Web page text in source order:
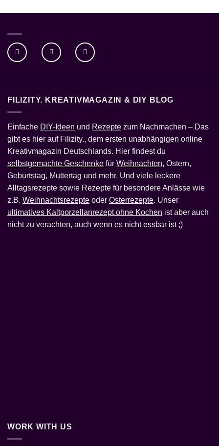
FILIZITY. KREATIVMAGAZIN & DIY BLOG
Einfache DIY-Ideen und Rezepte zum Nachmachen – Das
gibt es hier auf Filizity., dem ersten unabhängigen online
Kreativmagazin Deutschlands. Hier findest du
selbstgemachte Geschenke für Weihnachten, Ostern,
Geburtstag, Muttertag und mehr. Und viele leckere
Alltagsrezepte sowie Rezepte für besondere Anlässe wie
z.B. Weihnachtsrezepte oder Osterrezepte. Unser
ultimatives Kaltporzellanrezept ohne Kochen ist aber auch
nicht zu verachten, auch wenn es nicht essbar ist ;)
WORK WITH US